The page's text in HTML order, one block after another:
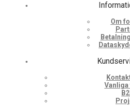
Om